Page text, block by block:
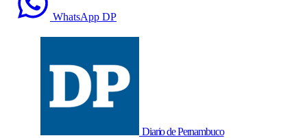
WhatsApp DP
Diario de Pernambuco